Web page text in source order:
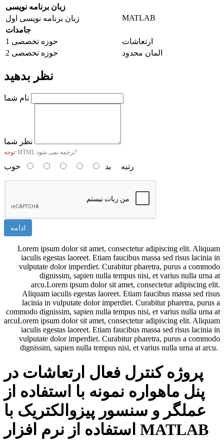
زبان برنامه نویسی
زبان برنامه نویسی اول
MATLAB
جامدات
حوزه تخصصی 1
ارتعاشات
حوزه تخصصی 2
المان محدود
نظر بدهید
نام شما
نظر شما
توجه: HTML ترجمه نمی شود!
رتبه بد خوب
ادامه
Lorem ipsum dolor sit amet, consectetur adipiscing elit. Aliquam
iaculis egestas laoreet. Etiam faucibus massa sed risus lacinia in
vulputate dolor imperdiet. Curabitur pharetra, purus a commodo
dignissim, sapien nulla tempus nisi, et varius nulla urna at
arcu.Lorem ipsum dolor sit amet, consectetur adipiscing elit.
Aliquam iaculis egestas laoreet. Etiam faucibus massa sed risus
lacinia in vulputate dolor imperdiet. Curabitur pharetra, purus a
commodo dignissim, sapien nulla tempus nisi, et varius nulla urna at
arcuLorem ipsum dolor sit amet, consectetur adipiscing elit. Aliquam
iaculis egestas laoreet. Etiam faucibus massa sed risus lacinia in
vulputate dolor imperdiet. Curabitur pharetra, purus a commodo
dignissim, sapien nulla tempus nisi, et varius nulla urna at arcu.
پروژه کنترل فعال ارتعاشات در
پنل ماهواره نمونه با استفاده از
عملگر و سنسور پیزوالکتریک با
استفاده از نرم افزار MATLAB